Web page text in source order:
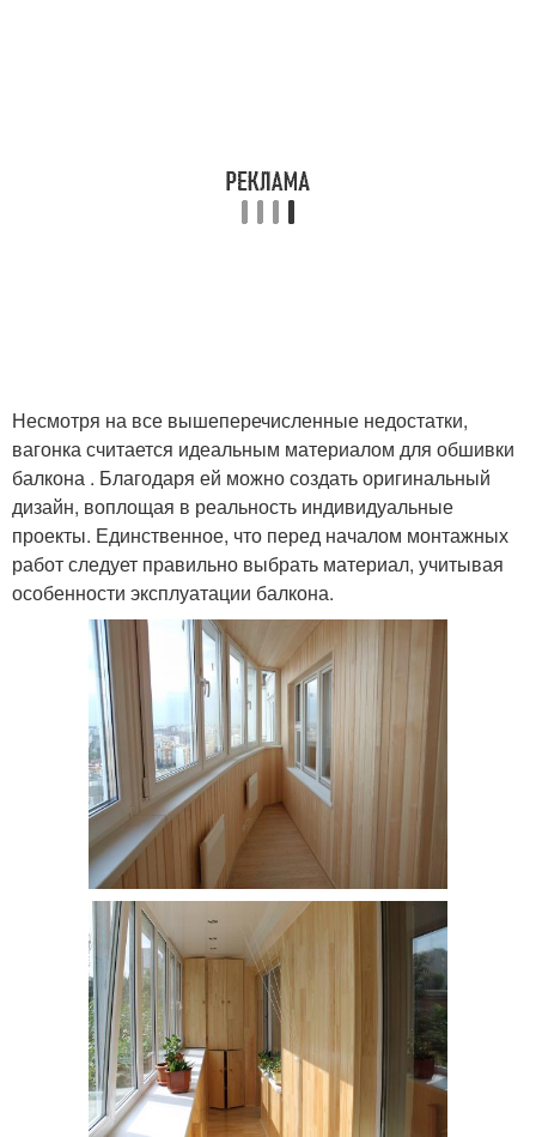
Несмотря на все вышеперечисленные недостатки,
вагонка считается идеальным материалом для обшивки
балкона . Благодаря ей можно создать оригинальный
дизайн, воплощая в реальность индивидуальные
проекты. Единственное, что перед началом монтажных
работ следует правильно выбрать материал, учитывая
особенности эксплуатации балкона.